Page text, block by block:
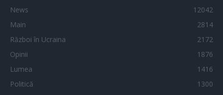
News
12042
Main
2814
Război în Ucraina
2172
Opinii
1876
Lumea
1416
Politică
1300